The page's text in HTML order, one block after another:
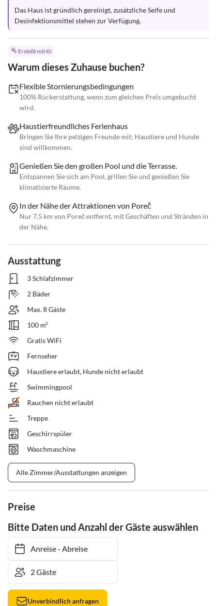
Das Haus ist gründlich gereinigt, zusätzliche Seife und
Desinfektionsmittel stehen zur Verfügung.
Erstellt mit KI
Warum dieses Zuhause buchen?
Flexible Stornierungsbedingungen
100% Rückerstattung, wenn zum gleichen Preis umgebucht
wird.
Haustierfreundliches Ferienhaus
Bringen Sie Ihre pelzigen Freunde mit; Haustiere und Hunde
sind willkommen.
Genießen Sie den großen Pool und die Terrasse.
Entspannen Sie sich am Pool, grillen Sie und genießen Sie
klimatisierte Räume.
In der Nähe der Attraktionen von Poreč
Nur 7,5 km von Poreč entfernt, mit Geschäften und Stränden in
der Nähe.
Ausstattung
3 Schlafzimmer
2 Bäder
Max. 8 Gäste
100 m²
Gratis WiFi
Fernseher
Haustiere erlaubt, Hunde nicht erlaubt
Swimmingpool
Rauchen nicht erlaubt
Treppe
Geschirrspüler
Waschmaschine
Alle Zimmer/Ausstattungen anzeigen
Preise
Bitte Daten und Anzahl der Gäste auswählen
Anreise- Abreise
Unverbindlich anfragen